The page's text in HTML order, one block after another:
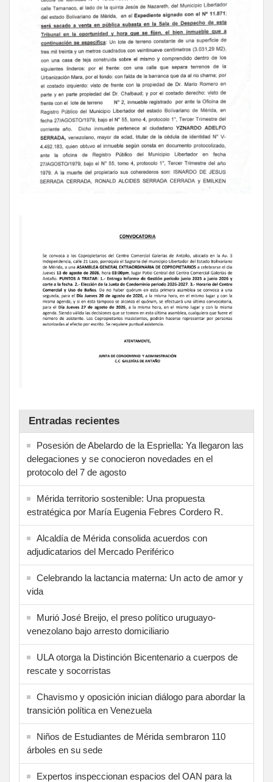
Entradas recientes
Posesión de Abelardo de la Espriella: Ya llegaron las
delegaciones y se conocieron novedades en el
protocolo del 7 de agosto
Mérida territorio sostenible: Una propuesta
estratégica por María Eugenia Febres Cordero R.
Alcaldía de Mérida consolida acuerdos con
adjudicatarios del Mercado Periférico
Celebrando la lactancia materna: Un acto de amor y
vida
Murió José Breijo, el preso político uruguayo-
venezolano bajo arresto domiciliario
ULA otorga la Distinción Bicentenario a cuerpos de
rescate y socorristas
Chavismo y oposición inician diálogo para abordar la
transición política en Venezuela
Niños de Estudiantes de Mérida sembraron 110
árboles en su sede
Expertos inspeccionan espacios del OAN para la